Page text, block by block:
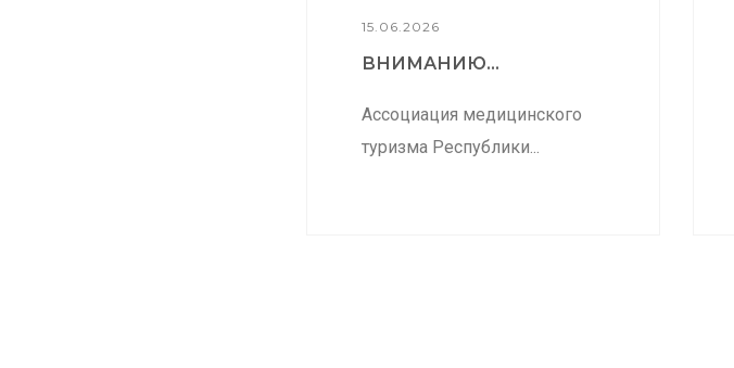
15.06.2026
ВНИМАНИЮ...
Ассоциация медицинского
туризма Республики...